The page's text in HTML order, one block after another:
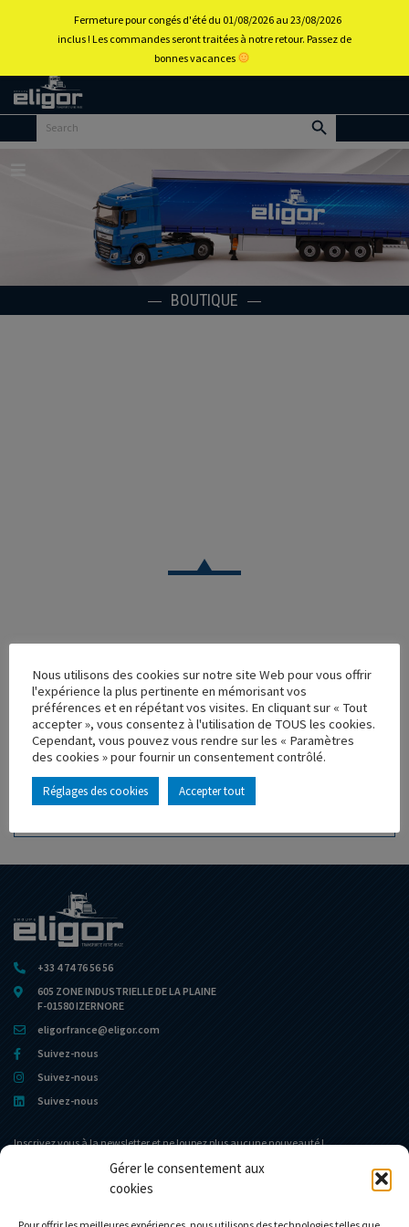
Gérer le consentement aux
cookies
Retour
BOUTIQUE
RENAULT T CITERNE HYDROCARBURE LE CALVEZ
GROUPE
Réf. : 115866
Rupture de stock
Caractéristique principales :
+33 4 74 76 56 56
605 ZONE INDUSTRIELLE DE LA PLAINE
F-01580 IZERNORE
eligorfrance@eligor.com
Suivez-nous
Suivez-nous
Suivez-nous
Inscrivez vous à la newsletter et ne loupez plus aucune nouveauté !
Nous utilisons des cookies sur notre site Web pour vous offrir
l'expérience la plus pertinente en mémorisant vos
préférences et en répétant vos visites. En cliquant sur « Tout
accepter », vous consentez à l'utilisation de TOUS les cookies.
Cependant, vous pouvez vous rendre sur les « Paramètres
des cookies » pour fournir un consentement contrôlé.
Réglages des cookies Accepter tout
Fermeture pour congés d'été du 01/08/2026 au 23/08/2026
inclus ! Les commandes seront traitées à notre retour. Passez de
bonnes vacances